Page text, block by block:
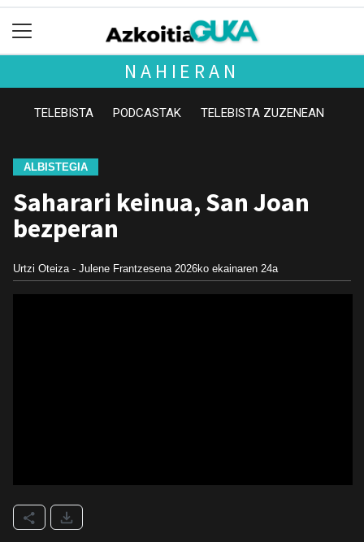
NAHIERAN
TELEBISTA PODCASTAK TELEBISTA ZUZENEAN
ALBISTEGIA
Saharari keinua, San Joan
bezperan
Urtzi Oteiza - Julene Frantzesena 2026ko ekainaren 24a